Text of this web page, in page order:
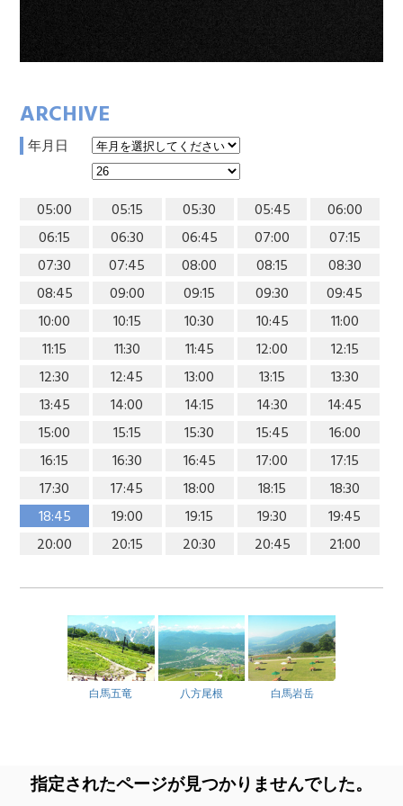
ARCHIVE
年月日
05:00 05:15 05:30 05:45
06:00
06:15
06:30 06:45 07:00
07:15
07:30
07:45 08:00 08:15
08:30
08:45
09:00 09:15 09:30
09:45
10:00
10:15 10:30 10:45
11:00
11:15
11:30 11:45 12:00
12:15
12:30
12:45 13:00 13:15
13:30
13:45
14:00 14:15 14:30
14:45
15:00
15:15 15:30 15:45
16:00
16:15
16:30 16:45 17:00
17:15
17:30
17:45 18:00 18:15
18:30
18:45
19:00 19:15 19:30
19:45
20:00
20:15 20:30 20:45 21:00
白馬五竜 八方尾根 白馬岩岳